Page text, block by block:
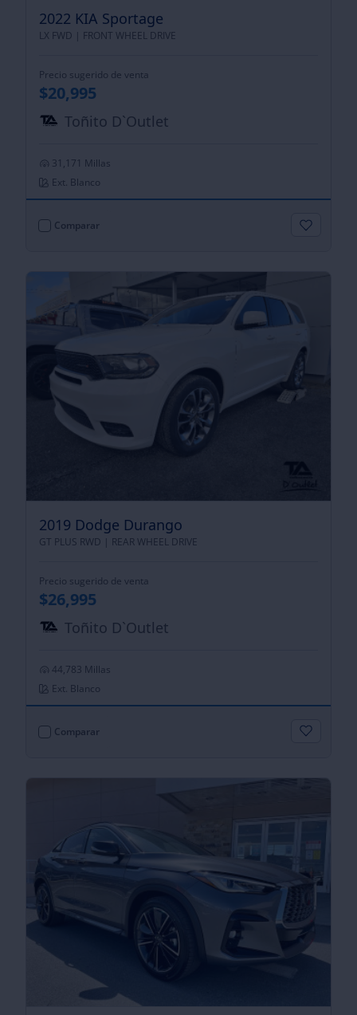
2022 KIA Sportage
LX FWD | FRONT WHEEL DRIVE
Precio sugerido de venta
$20,995
Toñito D`Outlet
31,171 Millas
Ext. Blanco
Comparar
2019 Dodge Durango
GT PLUS RWD | REAR WHEEL DRIVE
Precio sugerido de venta
$26,995
Toñito D`Outlet
44,783 Millas
Ext. Blanco
Comparar